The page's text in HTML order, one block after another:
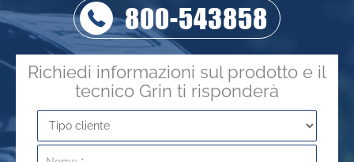
800-543858
Richiedi informazioni sul prodotto e il
tecnico Grin ti risponderà